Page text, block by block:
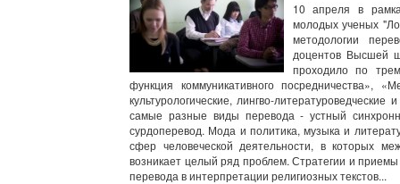
10 апреля в
молодых ученых
методологии
доцентов Высшей
проходило по
функция коммуникативного посредничества»,
культурологические, лингво-
самые разные виды перевода - устный
сурдоперевод. Мода и политика, музыка и
сфер человеческой деятельности, в которых
возникает целый ряд проблем. Стратегии и
перевода в интерпретации религиозных текстов...